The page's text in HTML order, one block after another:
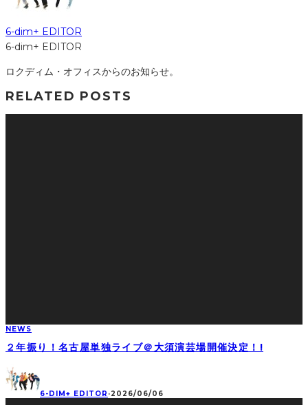
6-dim+ EDITOR
6-dim+ EDITOR
ロクディム・オフィスからのお知らせ。
RELATED POSTS
NEWS
２年振り！名古屋単独ライブ＠大須演芸場開催決定！!
6-DIM+ EDITOR ·2026/06/06